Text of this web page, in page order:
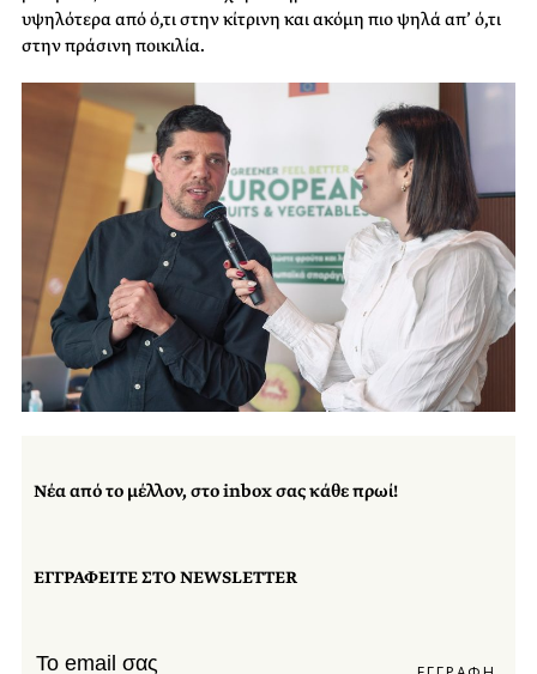
υψηλότερα από ό,τι στην κίτρινη και ακόμη πιο ψηλά απ’ ό,τι
στην πράσινη ποικιλία.
Νέα από το μέλλον, στο inbox σας κάθε πρωί!
ΕΓΓΡΑΦΕΙΤΕ ΣΤΟ NEWSLETTER